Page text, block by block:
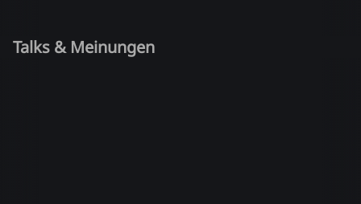
Talks & Meinungen